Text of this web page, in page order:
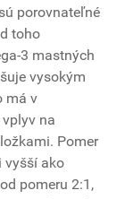
porovnateľné
toho
3 mastných
vysokým
má v
na
Pomer
vyšší ako
pomeru 2:1,